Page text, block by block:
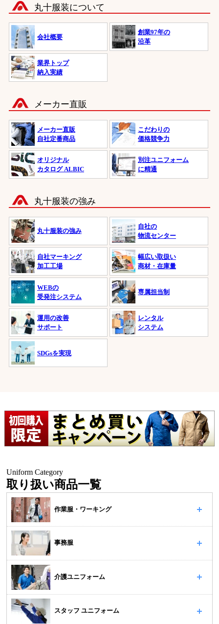
丸十服装について
会社概要
創業97年の
沿革
業界トップ
納入実績
メーカー直販
メーカー直販
自社定番商品
こだわりの
価格競争力
オリジナル
カタログ ALBIC
別注ユニフォーム
に精通
丸十服装の強み
丸十服装の強み
自社の
物流センター
自社マーキング
加工工場
幅広い取扱い
商材・在庫量
WEBの
受発注システム
専属担当制
運用の改善
サポート
レンタル
システム
SDGsを実現
Uniform Category
取り扱い商品一覧
作業服・ワーキング
事務服
介護ユニフォーム
スタッフ ユニフォーム